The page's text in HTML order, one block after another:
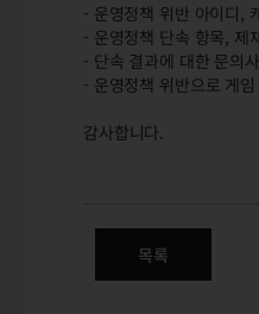
- 운영정책 위반 아이디,
- 운영정책 단속 항목, 제
- 단속 결과에 대한 문의
- 운영정책 위반으로 게
감사합니다.
목록